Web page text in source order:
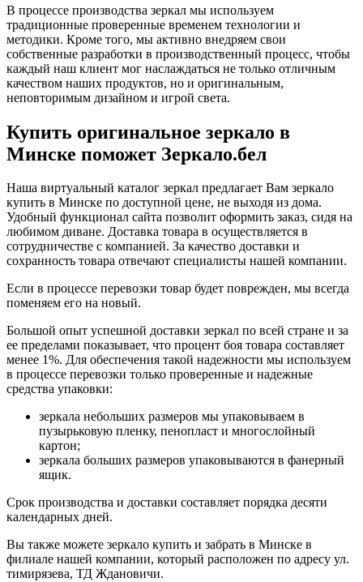
В процессе производства зеркал мы используем
традиционные проверенные временем технологии и
методики. Кроме того, мы активно внедряем свои
собственные разработки в производственный процесс, чтобы
каждый наш клиент мог наслаждаться не только отличным
качеством наших продуктов, но и оригинальным,
неповторимым дизайном и игрой света.
Купить оригинальное зеркало в
Минске поможет Зеркало.бел
Наша виртуальный каталог зеркал предлагает Вам зеркало
купить в Минске по доступной цене, не выходя из дома.
Удобный функционал сайта позволит оформить заказ, сидя на
любимом диване. Доставка товара в осуществляется в
сотрудничестве с компанией. За качество доставки и
сохранность товара отвечают специалисты нашей компании.
Если в процессе перевозки товар будет поврежден, мы всегда
поменяем его на новый.
Большой опыт успешной доставки зеркал по всей стране и за
ее пределами показывает, что процент боя товара составляет
менее 1%. Для обеспечения такой надежности мы используем
в процессе перевозки только проверенные и надежные
средства упаковки:
зеркала небольших размеров мы упаковываем в
пузырьковую пленку, пенопласт и многослойный
картон;
зеркала больших размеров упаковываются в фанерный
ящик.
Срок производства и доставки составляет порядка десяти
календарных дней.
Вы также можете зеркало купить и забрать в Минске в
филиале нашей компании, который расположен по адресу ул.
тимирязева, ТД Ждановичи.